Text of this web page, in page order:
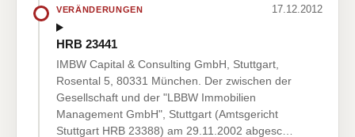
VERÄNDERUNGEN 17.12.2012
HRB 23441
IMBW Capital & Consulting GmbH, Stuttgart,
Rosental 5, 80331 München. Der zwischen der
Gesellschaft und der "LBBW Immobilien
Management GmbH", Stuttgart (Amtsgericht
Stuttgart HRB 23388) am 29.11.2002 abgesc…